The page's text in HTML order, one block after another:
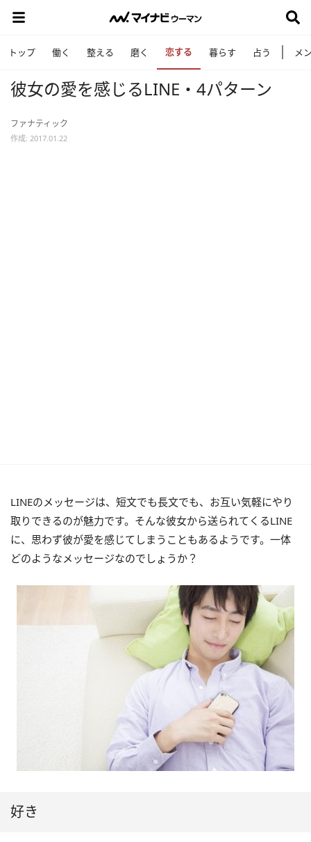
トップ 働く 整える 磨く 恋する 暮らす 占う メ
彼女の愛を感じるLINE・4パターン
ファナティック
作成: 2017.01.22
LINEのメッセージは、短文でも長文でも、お互い気軽にやり
取りできるのが魅力です。そんな彼女から送られてくるLINE
に、思わず彼が愛を感じてしまうこともあるようです。一体
どのようなメッセージなのでしょうか？
好き